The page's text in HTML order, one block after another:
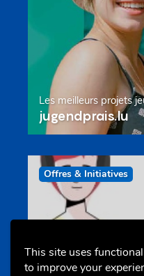
This site uses
to improve your
Les meilleurs projets
jugendprais.lu
Offres & Initiatives